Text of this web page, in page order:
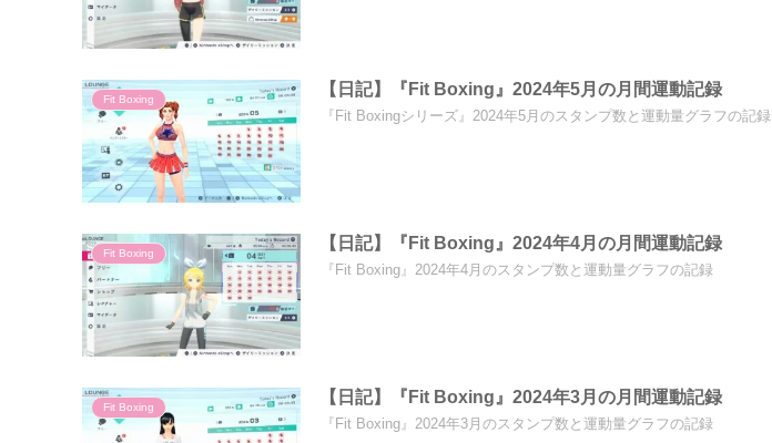
Fit Boxing
【日記】『Fit Boxing』2024年5月の月間運動記録
『Fit Boxingシリーズ』2024年5月のスタンプ数と運動量グラフの記録
Fit Boxing
【日記】『Fit Boxing』2024年4月の月間運動記録
『Fit Boxing』2024年4月のスタンプ数と運動量グラフの記録
Fit Boxing
【日記】『Fit Boxing』2024年3月の月間運動記録
『Fit Boxing』2024年3月のスタンプ数と運動量グラフの記録